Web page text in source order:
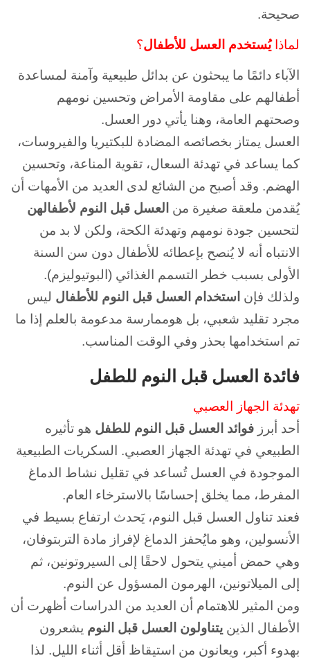
صحيحة.
لماذايُستخدم العسل للأطفال؟
الآباء دائمًا ما يبحثون عن بدائل طبيعية وآمنة لمساعدة
أطفالهم على مقاومة الأمراض وتحسين نومهم
وصحتهم العامة، وهنا يأتي دور العسل.
العسل يمتاز بخصائصه المضادة للبكتيريا والفيروسات،
كما يساعد في تهدئة السعال، تقوية المناعة، وتحسين
الهضم. وقد أصبح من الشائع لدى العديد من الأمهات أن
يُقدمن ملعقة صغيرة من العسل قبل النوم لأطفالهن
لتحسين جودة نومهم وتهدئة الكحة، ولكن لا بد من
الانتباه أنه لا يُنصح بإعطائه للأطفال دون سن السنة
الأولى بسبب خطر التسمم الغذائي (البوتيوليزم).
ولذلك فإن استخدام العسل قبل النوم للأطفال ليس
مجرد تقليد شعبي، بل هوممارسة مدعومة بالعلم إذا ما
تم استخدامها بحذر وفي الوقت المناسب.
فائدة العسل قبل النوم للطفل
تهدئة الجهاز العصبي
أحد أبرز فوائد العسل قبل النوم للطفل هو تأثيره
الطبيعي في تهدئة الجهاز العصبي.
السكريات الطبيعية
الموجودة في العسل تُساعد في تقليل نشاط الدماغ
المفرط، مما يخلق إحساسًا بالاسترخاء العام.
فعند تناول العسل قبل النوم، يَحدث ارتفاع بسيط في
الأنسولين، وهو مايُحفز الدماغ لإفراز مادة التربتوفان،
وهي حمض أميني يتحول لاحقًا إلى السيروتونين، ثم
إلى الميلاتونين، الهرمون المسؤول عن النوم.
ومن المثير للاهتمام أن العديد من الدراسات أظهرت أن
الأطفال الذين يتناولون العسل قبل النوم يشعرون
بهدوء أكبر، ويعانون من استيقاظ أقل أثناء الليل. لذا